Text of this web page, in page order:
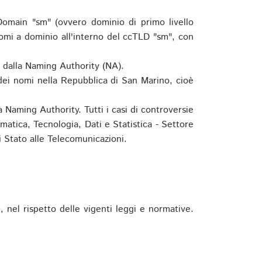
"sm" (ovvero dominio di primo livello
a dominio all'interno del ccTLD "sm", con
Naming Authority (NA).
nomi nella Repubblica di San Marino, cioè
Authority. Tutti i casi di controversie
Tecnologia, Dati e Statistica - Settore
alle Telecomunicazioni.
nel rispetto delle vigenti leggi e normative.